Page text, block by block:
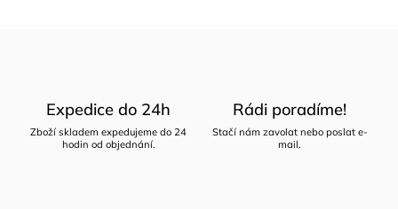
Expedice do 24h
Zboží skladem expedujeme do 24
hodin od objednání.
Rádi poradíme!
Stačí nám zavolat nebo poslat e-
mail.